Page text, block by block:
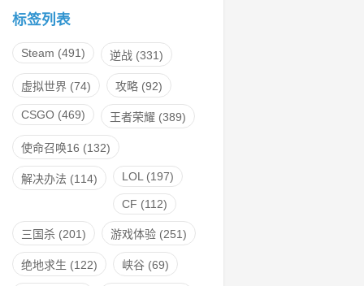
标签列表
Steam (491) 逆战 (331)
虚拟世界 (74) 攻略 (92)
CSGO (469) 王者荣耀 (389)
使命召唤16 (132)
解决办法 (114) LOL (197)
CF (112)
三国杀 (201) 游戏体验 (251)
绝地求生 (122) 峡谷 (69)